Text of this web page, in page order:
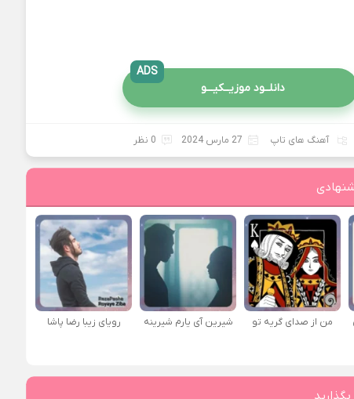
دانلــود موزیــکیـــو
ADS
آهنگ های تاپ 27 مارس 2024 0 نظر
من از صدای گريه تو شیرین آی یارم شیرینه رویای زیبا رضا پاشا